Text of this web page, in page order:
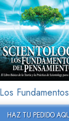
HAZ TU PEDIDO